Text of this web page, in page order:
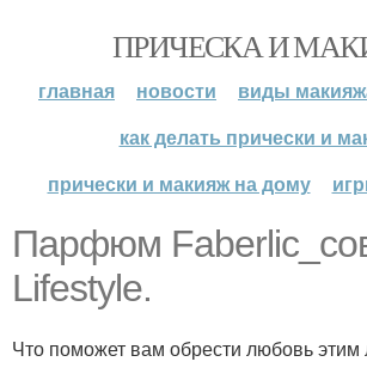
ПРИЧЕСКА И
главная новости
виды
как делать прически и
прически и макияж на дому
Парфюм
Lifestyle.
Что поможет вам обрести любовь этим